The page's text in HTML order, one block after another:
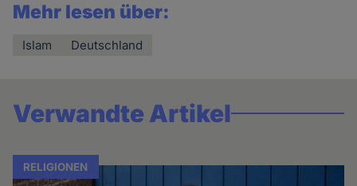
Mehr lesen über:
Islam Deutschland
Verwandte Artikel
RELIGIONEN